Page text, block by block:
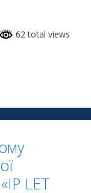
62 total views
LET